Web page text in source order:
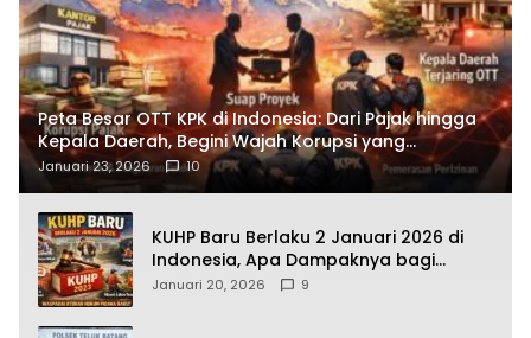
Peta Besar OTT KPK di Indonesia: Dari Pajak hingga
Kepala Daerah, Begini Wajah Korupsi yang
Terbongkar
Januari 23, 2026 10
KUHP Baru Berlaku 2 Januari 2026 di
Indonesia, Apa Dampaknya bagi
Kehidupan Warga? Ini Aturan Kunci
Januari 20, 2026 9